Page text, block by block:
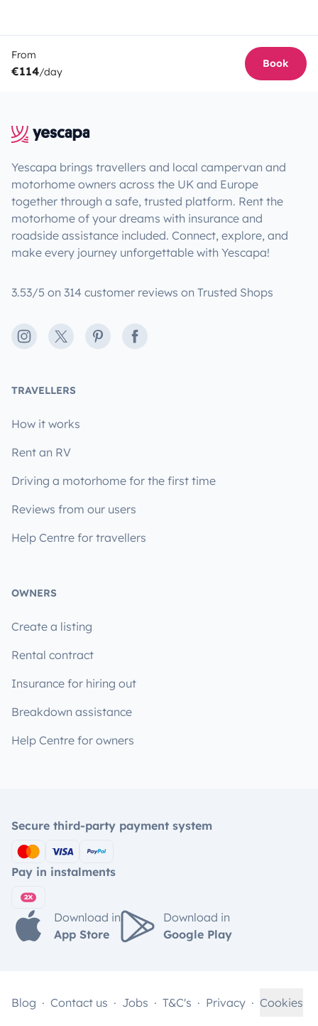
From
€114/day
Book
Yescapa brings travellers and local campervan and
motorhome owners across the UK and Europe
together through a safe, trusted platform. Rent the
motorhome of your dreams with insurance and
roadside assistance included. Connect, explore, and
make every journey unforgettable with Yescapa!
3.53/5 on 314 customer reviews on Trusted Shops
Instagram
X PinterestFacebook
TRAVELLERS
How it works
Rent an RV
Driving a motorhome for the first time
Reviews from our users
Help Centre for travellers
OWNERS
Create a listing
Rental contract
Insurance for hiring out
Breakdown assistance
Help Centre for owners
Secure third-party payment system
Pay in instalments
Download in
App Store
Download in
Google Play
Blog Contact us Jobs T&C's Privacy Cookies